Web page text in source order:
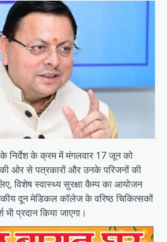
के निर्देश के क्रम में मंगलवार 17 जून को
ओर से पत्रकारों और उनके परिजनों की
विशेष स्वास्थ्य सुरक्षा कैम्प का आयोजन
दून मेडिकल कॉलेज के वरिष्ठ चिकित्सकों
भी प्रदान किया जाएगा।